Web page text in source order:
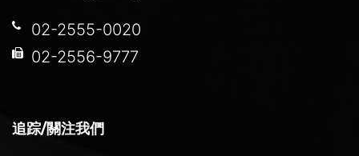
02-2555-0020
02-2556-9777
追踪/關注我們